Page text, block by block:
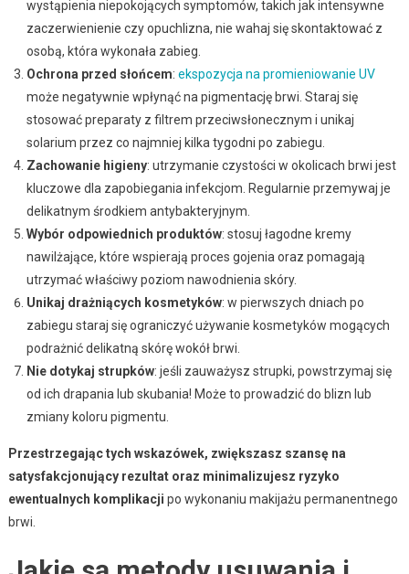
wystąpienia niepokojących symptomów, takich jak intensywne
zaczerwienienie czy opuchlizna, nie wahaj się skontaktować z
osobą, która wykonała zabieg.
Ochrona przed słońcem: ekspozycja na promieniowanie UV
może negatywnie wpłynąć na pigmentację brwi. Staraj się
stosować preparaty z filtrem przeciwsłonecznym i unikaj
solarium przez co najmniej kilka tygodni po zabiegu.
Zachowanie higieny: utrzymanie czystości w okolicach brwi jest
kluczowe dla zapobiegania infekcjom. Regularnie przemywaj je
delikatnym środkiem antybakteryjnym.
Wybór odpowiednich produktów: stosuj łagodne kremy
nawilżające, które wspierają proces gojenia oraz pomagają
utrzymać właściwy poziom nawodnienia skóry.
Unikaj drażniących kosmetyków: w pierwszych dniach po
zabiegu staraj się ograniczyć używanie kosmetyków mogących
podrażnić delikatną skórę wokół brwi.
Nie dotykaj strupków: jeśli zauważysz strupki, powstrzymaj się
od ich drapania lub skubania! Może to prowadzić do blizn lub
zmiany koloru pigmentu.
Przestrzegając tych wskazówek, zwiększasz szansę na
satysfakcjonujący rezultat oraz minimalizujesz ryzyko
ewentualnych komplikacji po wykonaniu makijażu permanentnego
brwi.